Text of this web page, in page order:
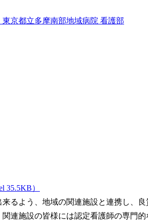
35.5KB）
るよう、地域の関連施設と連携し、
連施設の皆様には認定看護師の専門